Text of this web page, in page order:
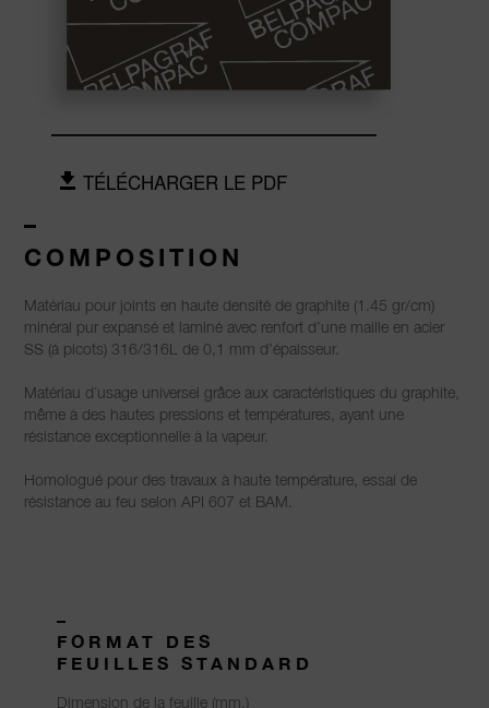
TÉLÉCHARGER LE PDF
–
COMPOSITION
Matériau pour joints en haute densité de graphite (1.45 gr/cm)
minéral pur expansé et laminé avec renfort d’une maille en acier
SS (á picots) 316/316L de 0,1 mm d’épaisseur.
Matériau d´usage universel grâce aux caractéristiques du graphite,
même à des hautes pressions et températures, ayant une
résistance exceptionnelle à la vapeur.
Homologué pour des travaux à haute température, essai de
résistance au feu selon API 607 et BAM.
–
FORMAT DES
FEUILLES STANDARD
Dimension de la feuille (mm.)